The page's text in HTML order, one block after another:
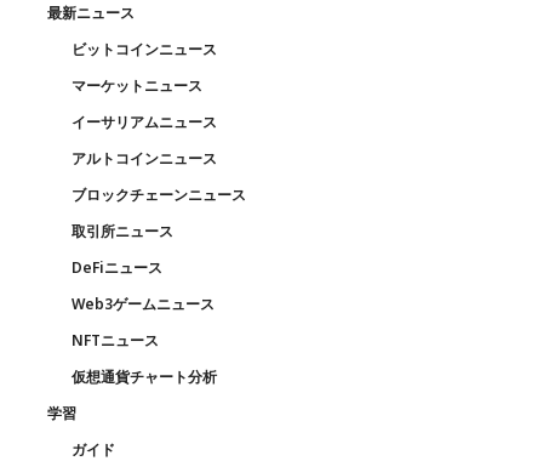
最新ニュース
ビットコインニュース
マーケットニュース
イーサリアムニュース
アルトコインニュース
ブロックチェーンニュース
取引所ニュース
DeFiニュース
Web3ゲームニュース
NFTニュース
仮想通貨チャート分析
学習
ガイド